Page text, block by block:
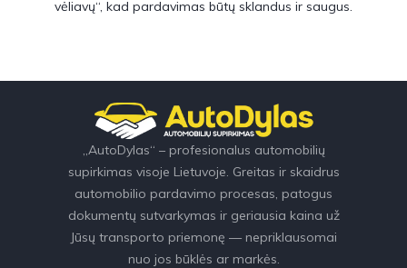
vėliavų“, kad pardavimas būtų sklandus ir saugus.
„AutoDylas“ – profesionalus automobilių
supirkimas visoje Lietuvoje. Greitas ir skaidrus
automobilio pardavimo procesas, patogus
dokumentų sutvarkymas ir geriausia kaina už
Jūsų transporto priemonę — nepriklausomai
nuo jos būklės ar markės.